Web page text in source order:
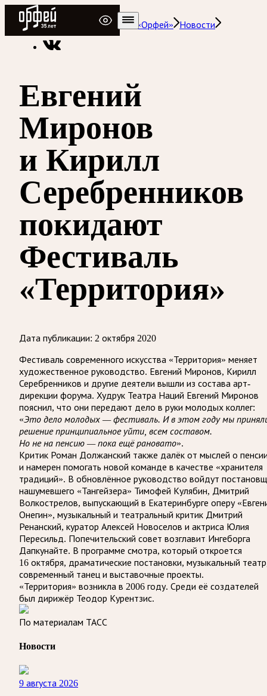
Радио Орфей
Радио классической музыки «Орфей»
Новости
Евгений
Миронов
и Кирилл
Серебренников
покидают
Фестиваль
«Территория»
Дата публикации: 2 октября 2020
Фестиваль современного искусства «Территория» меняет
художественное руководство. Евгений Миронов, Кирилл
Серебренников и другие деятели вышли из состава арт-
дирекции форума. Худрук Театра Наций Евгений Миронов
пояснил, что они передают дело в руки молодых коллег:
«Это дело молодых — фестиваль. И в этом году мы
решение принципиальное уйти, всем составом.
Но не на пенсию — пока ещё рановато».
Критик Роман Должанский также далёк от мыслей о
и намерен помогать новой команде в качестве «хранителя
традиций». В обновлённое руководство войдут
нашумевшего «Тангейзера» Тимофей Кулябин, Дмитрий
Волкострелов, выпускающий в Екатеринбурге оперу
Онегин», музыкальный и театральный критик Дмитрий
Ренанский, куратор Алексей Новоселов и актриса Юлия
Пересильд. Попечительский совет возглавит Ингеборга
Дапкунайте. В программе смотра, который откроется
16 октября, драматические постановки, музыкальный
современный танец и выставочные проекты.
«Территория» возникла в 2006 году. Среди её создателей
был дирижёр Теодор Курентзис.
По материалам ТАСС
Новости
9 августа 2026